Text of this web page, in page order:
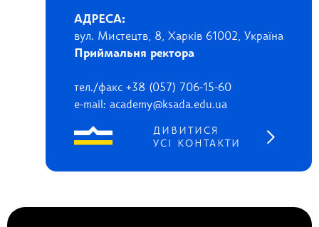
АДРЕСА:
вул. Мистецтв, 8, Харків 61002, Україна
Приймальня ректора
тел./факс +38 (057) 706-15-60
e-mail: academy@ksada.edu.ua
ДИВИТИСЯ
УСІ КОНТАКТИ